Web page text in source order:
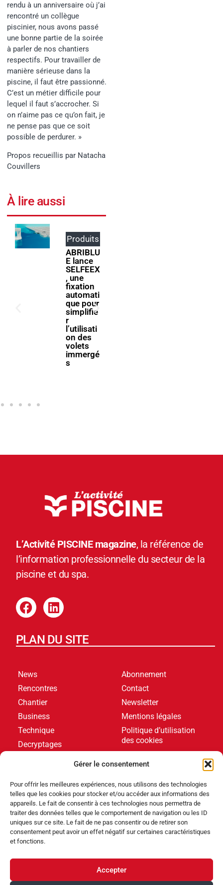
Gérer le consentement
Pour offrir les meilleures expériences, nous utilisons des technologies
telles que les cookies pour stocker et/ou accéder aux informations des
appareils. Le fait de consentir à ces technologies nous permettra de
traiter des données telles que le comportement de navigation ou les ID
uniques sur ce site. Le fait de ne pas consentir ou de retirer son
consentement peut avoir un effet négatif sur certaines caractéristiques
et fonctions.
Accepter
rendu à un anniversaire où j’ai
rencontré un collègue
piscinier, nous avons passé
une bonne partie de la soirée
à parler de nos chantiers
respectifs. Pour travailler de
manière sérieuse dans la
piscine, il faut être passionné.
C’est un métier difficile pour
lequel il faut s’accrocher. Si
on n’aime pas ce qu’on fait, je
ne pense pas que ce soit
possible de perdurer. »
Propos recueillis par Natacha
Couvillers
À lire aussi
Produits
ABRIBLU
E lance
SELFEEX
, une
fixation
automati
que pour
simplifie
r
l’utilisati
on des
volets
immergé
s
L’Activité PISCINE magazine, la référence de
l’information professionnelle du secteur de la
piscine et du spa.
PLAN DU SITE
News
Rencontres
Chantier
Business
Technique
Decryptages
Abonnement
Contact
Newsletter
Mentions légales
Politique d’utilisation
des cookies
DERNIERS ARTICLES
Événements,Produits